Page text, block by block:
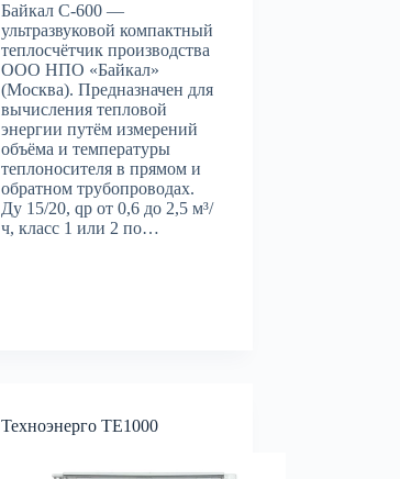
Байкал С-600 —
ультразвуковой компактный
теплосчётчик производства
ООО НПО «Байкал»
(Москва). Предназначен для
вычисления тепловой
энергии путём измерений
объёма и температуры
теплоносителя в прямом и
обратном трубопроводах.
Ду 15/20, qp от 0,6 до 2,5 м³/
ч, класс 1 или 2 по…
Техноэнерго ТЕ1000